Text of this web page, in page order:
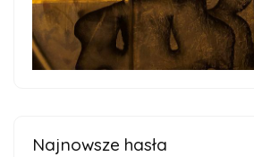
Najnowsze hasła